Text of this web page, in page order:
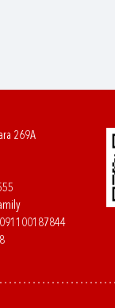
269A